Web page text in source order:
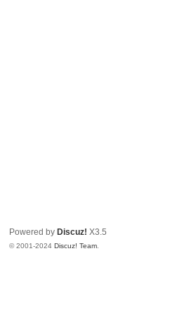
Powered by Discuz! X3.5
© 2001-2024Discuz! Team